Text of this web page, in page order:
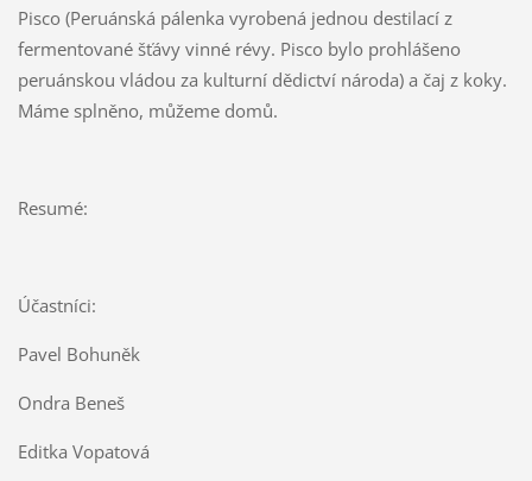
Pisco (Peruánská pálenka vyrobená jednou destilací z
fermentované šťávy vinné révy. Pisco bylo prohlášeno
peruánskou vládou za kulturní dědictví národa) a čaj z koky.
Máme splněno, můžeme domů.
Resumé:
Účastníci:
Pavel Bohuněk
Ondra Beneš
Editka Vopatová